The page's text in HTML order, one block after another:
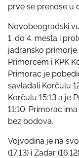
prve se prenose u
Novobeogradski
1. do 4. mesta i
jadransko
Primorcem i KPK
Primorac je
savladali Korčulu
Korčulu 15:13 a je
11:10. Primorac
bez bodova.
Vojvodina je na
(17:13) i Zadar